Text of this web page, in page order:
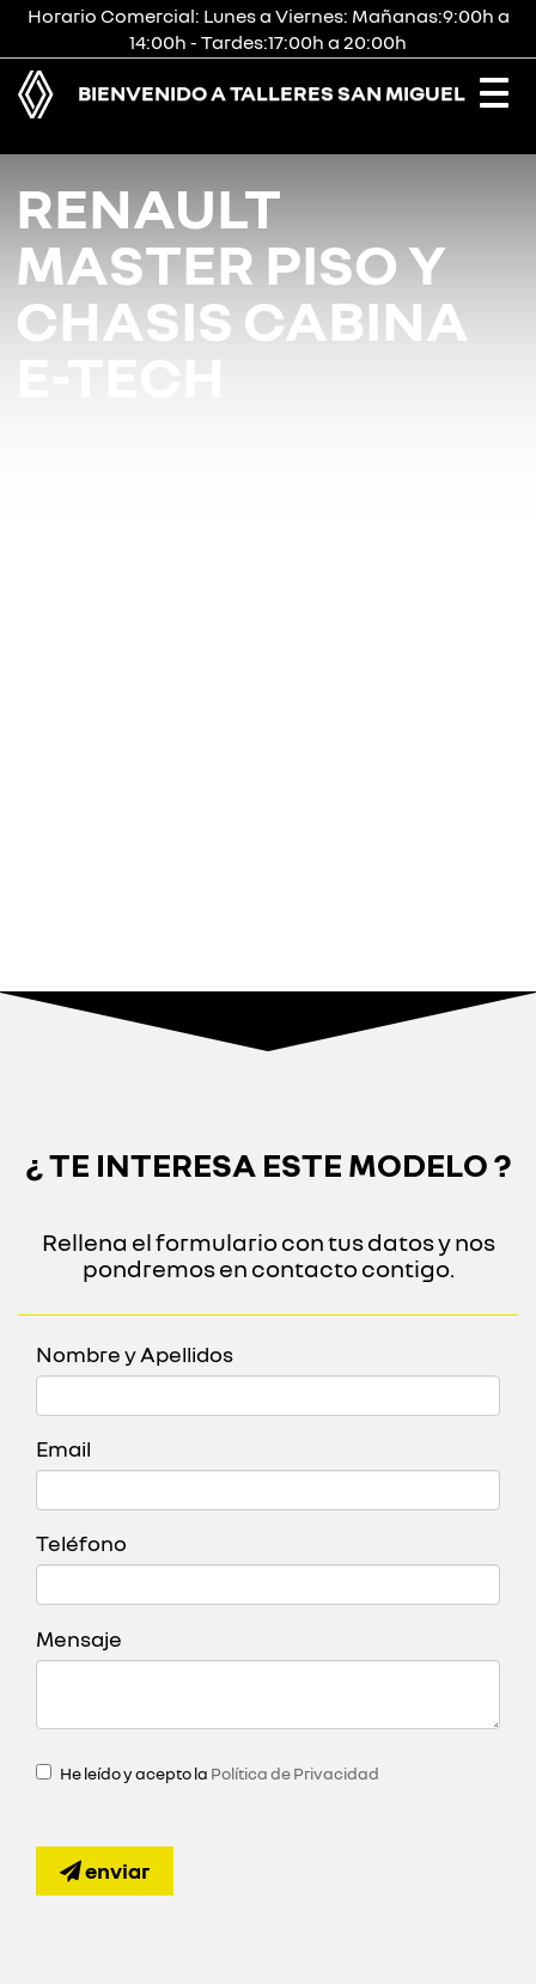
Horario Comercial: Lunes a Viernes: Mañanas:9:00h a
14:00h - Tardes:17:00h a 20:00h
BIENVENIDO A TALLERES SAN MIGUEL
RENAULT
MASTER PISO Y
CHASIS CABINA
E-TECH
¿ TE INTERESA ESTE MODELO ?
Rellena el formulario con tus datos y nos
pondremos en contacto contigo.
Nombre y Apellidos
Email
Teléfono
Mensaje
He leído y acepto la Política de Privacidad
enviar